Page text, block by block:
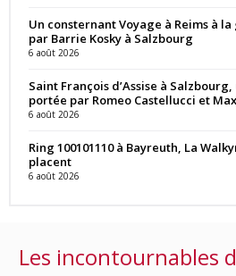
Un consternant Voyage à Reims à
par Barrie Kosky à Salzbourg
6 août 2026
Saint François d’Assise à
portée par Romeo Castellucci et
6 août 2026
Ring 100101110 à Bayreuth, La
placent
6 août 2026
Les incontournables